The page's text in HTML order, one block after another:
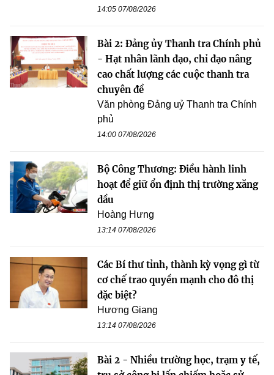
14:05 07/08/2026
Bài 2: Đảng ủy Thanh tra Chính phủ
- Hạt nhân lãnh đạo, chỉ đạo nâng
cao chất lượng các cuộc thanh tra
chuyên đề
Văn phòng Đảng uỷ Thanh tra Chính
phủ
14:00 07/08/2026
Bộ Công Thương: Điều hành linh
hoạt để giữ ổn định thị trường xăng
dầu
Hoàng Hưng
13:14 07/08/2026
Các Bí thư tỉnh, thành kỳ vọng gì từ
cơ chế trao quyền mạnh cho đô thị
đặc biệt?
Hương Giang
13:14 07/08/2026
Bài 2 - Nhiều trường học, trạm y tế,